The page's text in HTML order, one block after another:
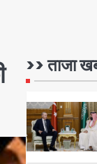
>> ताजा
1
2